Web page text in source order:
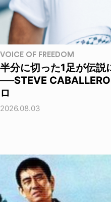
VOICE OF FREEDOM
半分に切った1足が伝説
──STEVE
ロ
2026.08.03